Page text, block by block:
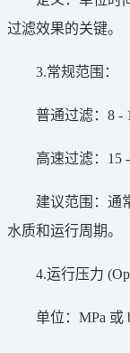
过滤效果的关键。
3.常规范围：
普通过滤：8 -
高速过滤：15
建议范围：通
水质和运行周期。
4.运行压力
单位：MPa 或